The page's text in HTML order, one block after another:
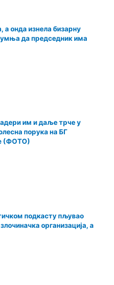
а онда изнела бизарну
да председник има
им и даље трче у
порука на БГ
(ФОТО)
подкасту пљувао
организација, а